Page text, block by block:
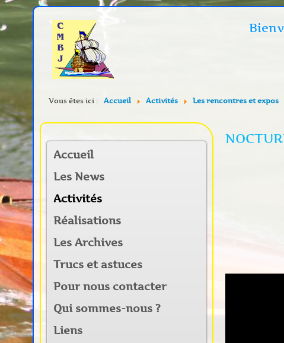
Vous êtes ici : Accueil Activités Les rencontres et expos
Accueil
Les News
Activités
Réalisations
Les Archives
Trucs et astuces
Pour nous contacter
Qui sommes-nous ?
Liens